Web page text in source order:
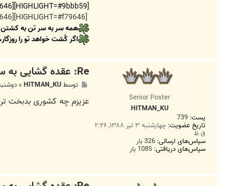
[HIGHLIGHT=#9bbb59][HIGHLIGHT=#f79646][HIGHLIGHT=#9bbb59]
[HIGHLIGHT=#f79646][HIGHLIGHT=#f79646]
همه سر به سر تن به کشتن
اگر کُشت خواهد تو را
Senior Poster
HITMAN_KU
پست: 739
تاریخ عضویت: چهارشنبه ۳ تیر ۱۳۸۸, ۲:۲۶
ق.ظ
سپاس‌های ارسالی: 326 بار
سپاس‌های دریافتی: 1085 بار
Re: عقده گشایی به سبک اردنی علیه ایران
ت
توسطHITMAN_KU
»دوشنبه ۲ آذر ۱۳۸۸,
عزیزم چه کشوری بدبخت